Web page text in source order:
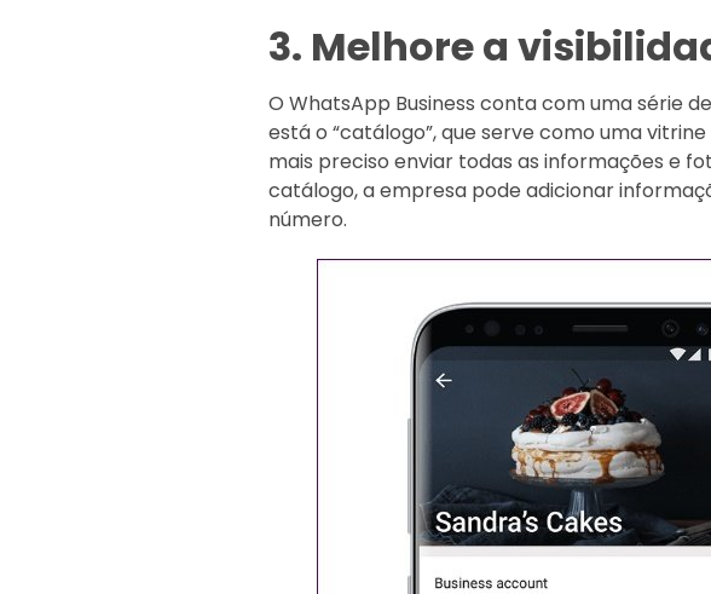
3. Melhore a
O WhatsApp Business conta com uma série
está o “catálogo”, que serve como uma
mais preciso enviar todas as informações e
catálogo, a empresa pode adicionar
número.